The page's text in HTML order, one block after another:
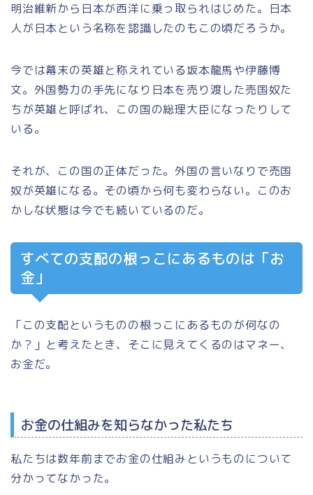
明治維新から日本が西洋に乗っ取られはじめた。日本
人が日本という名称を認識したのもこの頃だろうか。
今では幕末の英雄と称えれている坂本龍馬や伊藤博
文。外国勢力の手先になり日本を売り渡した売国奴た
ちが英雄と呼ばれ、この国の総理大臣になったりして
いる。
それが、この国の正体だった。外国の言いなりで売国
奴が英雄になる。その頃から何も変わらない。このお
かしな状態は今でも続いているのだ。
すべての支配の根っこにあるものは「お
金」
「この支配というものの根っこにあるものが何なの
か？」と考えたとき、そこに見えてくるのはマネー、
お金だ。
お金の仕組みを知らなかった私たち
私たちは数年前までお金の仕組みというものについて
分かってなかった。